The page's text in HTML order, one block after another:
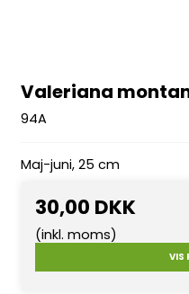
Valeriana
94A
Maj-juni, 25 cm
30,00 DKK
(inkl. moms)
VIS